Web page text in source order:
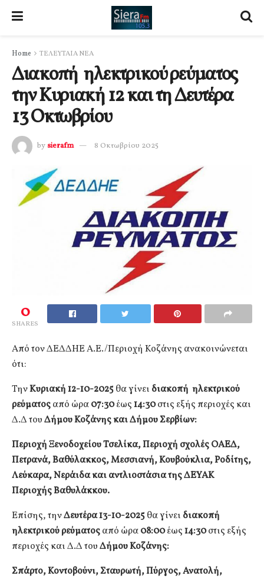
Home ΤΕΛΕΥΤΑΙΑ ΝΕΑ
Διακοπή ηλεκτρικού ρεύματος
την Κυριακή 12 και τη Δευτέρα
13 Οκτωβρίου
by sierafm 8 Οκτωβρίου 2025
0
SHARES
Από τον ΔΕΔΔΗΕ Α.Ε./Περιοχή Κοζάνης ανακοινώνεται
ότι:
ΤηνΚυριακή 12-10-2025θα γίνει διακοπή ηλεκτρικού
ρεύματοςαπό ώρα07:30έως14:30στις εξής περιοχές και
Δ.Δ τουΔήμου Κοζάνηςκαι Δήμου Σερβίων:
Περιοχή Ξενοδοχείου Τσελίκα, Περιοχή σχολές ΟΑΕΔ,
Πετρανά, Βαθύλακκος, Μεσσιανή, Κουβούκλια, Ροδίτης,
Λεύκαρα, Νεράιδα και αντλιοστάσια της ΔΕΥΑΚ
Περιοχής Βαθυλάκκου.
Επίσης, τηνΔευτέρα 13-10-2025θα γίνει διακοπή
ηλεκτρικού ρεύματοςαπό ώρα08:00έως14:30στις εξής
περιοχές και Δ.Δ τουΔήμου Κοζάνης:
Σπάρτο, Κοντοβούνι, Σταυρωτή, Πύργος, Ανατολή,